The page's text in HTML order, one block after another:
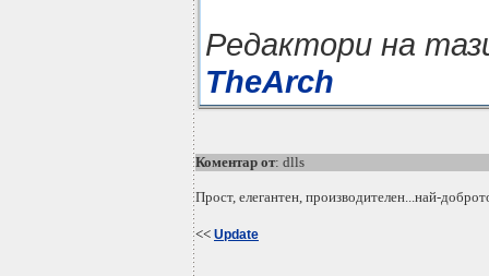
Редактори на
TheArch
Коментар от: dlls
Прост, елегантен, производителен...най-
<< Update